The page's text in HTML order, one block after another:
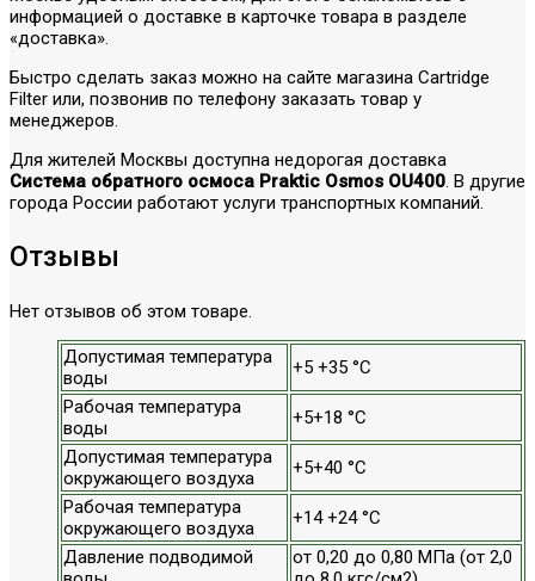
информацией о доставке в карточке товара в разделе
«доставка».
Быстро сделать заказ можно на сайте магазина Cartridge
Filter или, позвонив по телефону заказать товар у
менеджеров.
Для жителей Москвы доступна недорогая доставка
Система обратного осмоса Praktic Osmos OU400. В другие
города России работают услуги транспортных компаний.
Отзывы
Нет отзывов об этом товаре.
Допустимая температура
воды
+5 +35 °С
Рабочая температура
воды
+5+18 °С
Допустимая температура
окружающего воздуха
+5+40 °С
Рабочая температура
окружающего воздуха
+14 +24 °С
Давление подводимой
от 0,20 до 0,80 МПа (от 2,0